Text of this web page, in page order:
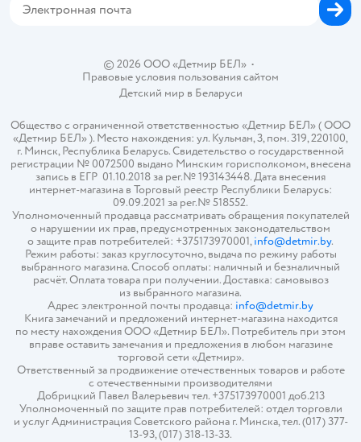
© 2026 ООО «Детмир БЕЛ»•
Правовые условия пользования сайтом
Детский мир в Беларуси
Общество с ограниченной ответственностью «Детмир БЕЛ» ( ООО
«Детмир БЕЛ» ). Место нахождения: ул. Кульман, 3, пом. 319, 220100,
г. Минск, Республика Беларусь. Свидетельство о государственной
регистрации № 0072500 выдано Минским горисполкомом, внесена
запись в ЕГР 01.10.2018 за рег.№ 193143448. Дата внесения
интернет-магазина в Торговый реестр Республики Беларусь:
09.09.2021 за рег.№ 518552.
Уполномоченный продавца рассматривать обращения покупателей
о нарушении их прав, предусмотренных законодательством
о защите прав потребителей: +375173970001,info@detmir.by.
Режим работы: заказ круглосуточно, выдача по режиму работы
выбранного магазина. Способ оплаты: наличный и безналичный
расчёт. Оплата товара при получении. Доставка: самовывоз
из выбранного магазина.
Адрес электронной почты продавца: info@detmir.by
Книга замечаний и предложений интернет-магазина находится
по месту нахождения ООО «Детмир БЕЛ». Потребитель при этом
вправе оставить замечания и предложения в любом магазине
торговой сети «Детмир».
Ответственный за продвижение отечественных товаров и работе
с отечественными производителями
Добрицкий Павел Валерьевич тел. +375173970001 доб.213
Уполномоченный по защите прав потребителей: отдел торговли
и услуг Администрация Советского района г. Минска, тел. (017) 377-
13-93, (017) 318-13-33.